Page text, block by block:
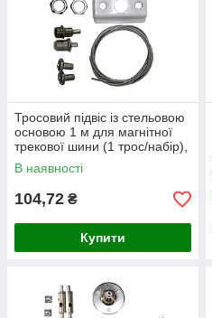
Тросовий підвіс із стельовою
основою 1 м для магнітної
трекової шини (1 трос/набір),
Білий
В наявності
104,72 ₴
Купити